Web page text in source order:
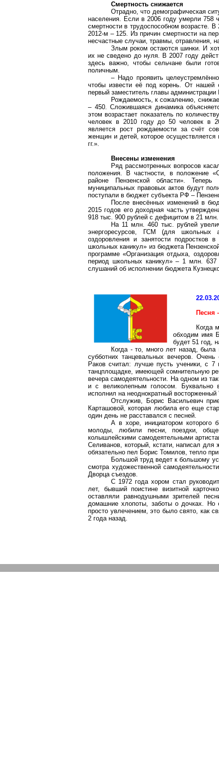
Смертность снижается
Отрадно, что демографическая
населения. Если в 2006 году умерли 758
смертности в трудоспособном возрасте.
2012-м – 125. Из причин смертности на
несчастные случаи, травмы, отравления,
Злым роком остаются шинки. И
их не сведено до нуля. В 2007 году
здесь важно, чтобы сельчане были
поличным.
– Надо проявить
чтобы извести её под корень. От нашей
первый заместитель главы
Рождаемость, к сожалению,
– 450. Сложившаяся динамика
этом возрастает показатель по
человек в 2010 году до 50 человек в
является рост рождаемости за счёт
женщин и детей, которое
гг.».
Внесены изменения
Ряд рассмотренных вопросов
положения. В частности, в положение
районе Пензенской области».
муниципальных правовых актов будут
поступали в бюджет субъекта РФ –
После внесённых изменений в
2015 годов его доходная часть
918 тыс. 900 рублей с дефицитом в 21
На 11 млн. 460 тыс. рублей
энергоресурсов, ГСМ (для школьных
оздоровления и занятости подростков
школьных каникул» из бюджета
программе «Организация отдыха,
период школьных каникул» – 1 млн.
слушаний об исполнении бюджета
Песня
Когда
обходим имя
будет 51 год,
Когда - то, много лет назад,
субботних танцевальных вечеров.
Раков считал: лучше пусть ученики, с
танцплощадке, имеющей сомнительную
вечера самодеятельности. На одном из
и с великолепным голосом. Буквально
исполнил на неоднократный восторженный
Отслужив, Борис Васильевич
Карташовой, которая любила его еще
один день не расставался с песней.
А в хоре, инициатором
молоды, любили песни, поездки,
колышлейскими самодеятельными
Селиванов, который, кстати, написал
обязательно пел Борис Томилов, тепло
Большой труд ведет к большому
смотра художественной
Дворца съездов.
С 1972 года хором стал
лет, бывший поистине визитной
оставляли равнодушными зрителей
домашние хлопоты, заботы о дочках.
просто увлечением, это было свято, как
2 года назад.